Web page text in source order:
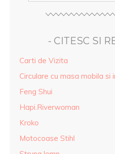
- CITESC SI
Carti de Vizita
Circulare cu masa mobila si
Feng Shui
Hapi.Riverwoman
Kroko
Motocoase Stihl